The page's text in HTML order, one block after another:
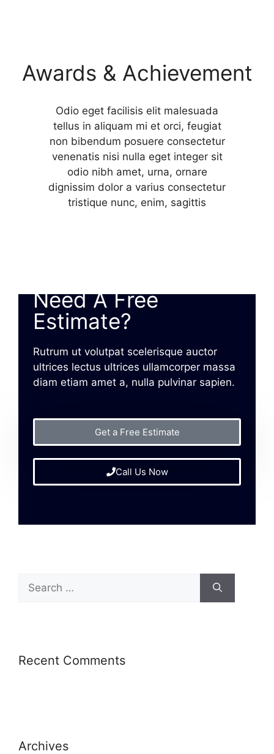
Awards & Achievement
Odio eget facilisis elit malesuada
tellus in aliquam mi et orci, feugiat
non bibendum posuere consectetur
venenatis nisi nulla eget integer sit
odio nibh amet, urna, ornare
dignissim dolor a varius consectetur
tristique nunc, enim, sagittis
Need A Free
Estimate?
Rutrum ut volutpat scelerisque auctor
ultrices lectus ultrices ullamcorper massa
diam etiam amet a, nulla pulvinar sapien.
Get a Free Estimate
Call Us Now
Recent Comments
Archives